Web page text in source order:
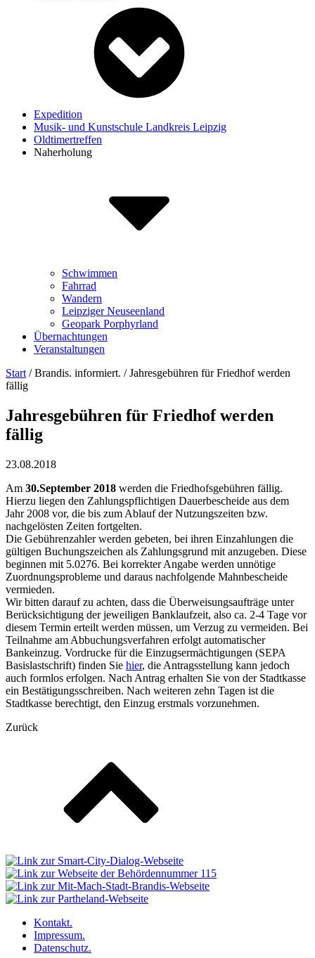
Expedition
Musik- und Kunstschule Landkreis Leipzig
Oldtimertreffen
Naherholung
Schwimmen
Fahrrad
Wandern
Leipziger Neuseenland
Geopark Porphyrland
Übernachtungen
Veranstaltungen
Start / Brandis. informiert. /Jahresgebühren für Friedhof werden
fällig
Jahresgebühren für Friedhof werden
fällig
23.08.2018
Am 30.September 2018 werden die Friedhofsgebühren fällig.
Hierzu liegen den Zahlungspflichtigen Dauerbescheide aus dem
Jahr 2008 vor, die bis zum Ablauf der Nutzungszeiten bzw.
nachgelösten Zeiten fortgelten.
Die Gebührenzahler werden gebeten, bei ihren Einzahlungen die
gültigen Buchungszeichen als Zahlungsgrund mit anzugeben. Diese
beginnen mit 5.0276. Bei korrekter Angabe werden unnötige
Zuordnungsprobleme und daraus nachfolgende Mahnbescheide
vermieden.
Wir bitten darauf zu achten, dass die Überweisungsaufträge unter
Berücksichtigung der jeweiligen Banklaufzeit, also ca. 2-4 Tage vor
diesem Termin erteilt werden müssen, um Verzug zu vermeiden. Bei
Teilnahme am Abbuchungsverfahren erfolgt automatischer
Bankeinzug. Vordrucke für die Einzugsermächtigungen (SEPA
Basislastschrift) finden Sie hier, die Antragsstellung kann jedoch
auch formlos erfolgen. Nach Antrag erhalten Sie von der Stadtkasse
ein Bestätigungsschreiben. Nach weiteren zehn Tagen ist die
Stadtkasse berechtigt, den Einzug erstmals vorzunehmen.
Zurück
Kontakt.
Impressum.
Datenschutz.